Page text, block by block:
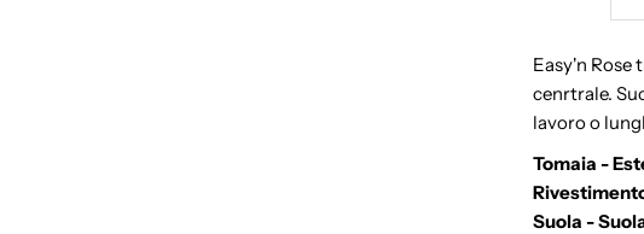
Easy'n
cenrtrale.
lavoro o
Tomaia -
Suola -